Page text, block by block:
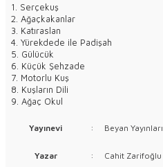
1. Serçekuş
2. Ağaçkakanlar
3. Katıraslan
4. Yürekdede ile Padişah
5. Gülücük
6. Küçük Şehzade
7. Motorlu Kuş
8. Kuşların Dili
9. Ağaç Okul
Yayınevi : Beyan Yayınları
Yazar : Cahit Zarifoğlu